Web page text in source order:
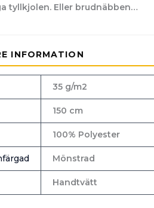
tyllkjolen. Eller brudnäbben…
INFORMATION
35 g/m2
150 cm
100% Polyester
Mönstrad
Handtvätt